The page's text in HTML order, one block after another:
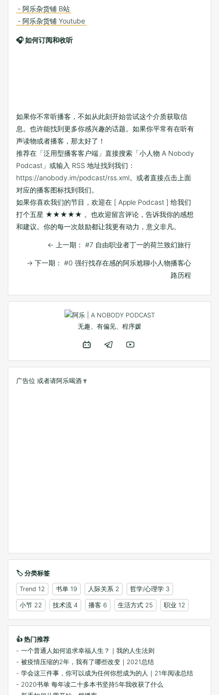
- 阿乐杂货铺 B站
- 阿乐杂货铺 Youtube
🎧 如何订阅和收听
如果你不常听播客，不如从此刻开始尝试这个介质获取信
息。也许能找到更多你感兴趣的话题。如果你平常有在听有
声读物或者播客，那太好了！
推荐在「泛用型播客客户端」直接搜索「小人物 A Nobody
Podcast」或输入 RSS 地址找到我们：
https://anobody.im/podcast/rss.xml。或者直接点击上面
对应的播客图标找到我们。
如果你喜欢我们的节目，欢迎在 [ Apple Podcast ] 给我们
打个五星 ★★★★★ 。也欢迎留言评论，告诉我你的感想
和建议。你的每一次鼓励都让我更有动力，意义非凡。
← 上一期： #7 自由职业者丁一的荷兰致幻旅行
→ 下一期： #0 强行找存在感的阿乐尬聊小人物播客心
路历程
无趣、有偏见、程序媛
广告位 或者请阿乐喝酒🍷
🏷️ 分类标签
Trend 12 书单 19 人际关系 2 哲学/心理学 3
小节 22 技术流 4 播客 6 生活方式 25 职业 12
👍 热门推荐
- 一个普通人如何追求幸福人生？｜我的人生法则
- 被疫情压缩的2年，我有了哪些改变｜2021总结
- 学会这三件事，你可以成为任何你想成为的人｜21年阅读总结
- 2020书单 每年读二十多本书坚持5年我收获了什么